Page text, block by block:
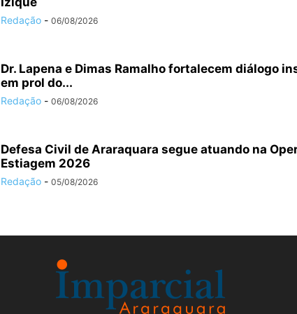
Redação - 06/08/2026
Dr. Lapena e Dimas Ramalho fortalecem diálogo
em prol do...
Redação - 06/08/2026
Defesa Civil de Araraquara segue atuando na
Estiagem 2026
Redação - 05/08/2026